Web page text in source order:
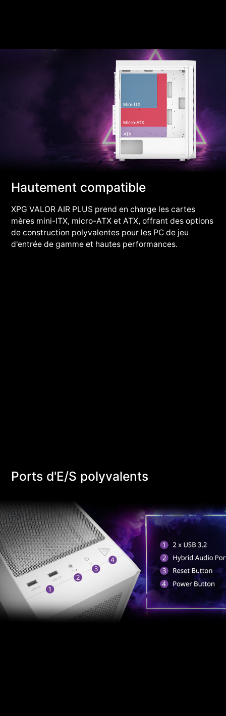
Hautement compatible
XPG VALOR AIR PLUS prend en charge les cartes
mères mini-ITX, micro-ATX et ATX, offrant des options
de construction polyvalentes pour les PC de jeu
d'entrée de gamme et hautes performances.
Ports d'E/S polyvalents